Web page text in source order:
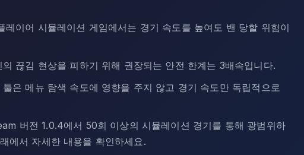
이어 시뮬레이션 게임에서는 경기 속도를 높여도 밴 당할 위험이
끊김 현상을 피하기 위해 권장되는 안전 한계는 3배속입니다.
은 메뉴 탐색 속도에 영향을 주지 않고 경기 속도만 독립적으로
버전 1.0.4에서 50회 이상의 시뮬레이션 경기를 통해 광범위하
에서 자세한 내용을 확인하세요.